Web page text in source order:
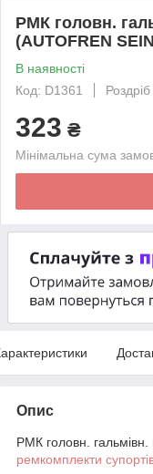
РМК головн.
(AUTOFREN
В наявності
Код: D1361
Роздріб
323 ₴
Мінімальна сума
Опис
РМК головн. гальмівн.
ремкомплекти